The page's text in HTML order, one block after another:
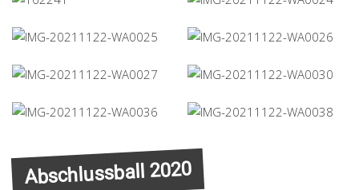
Abschlussball 2020